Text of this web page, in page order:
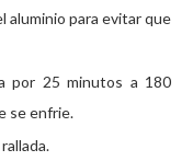
aluminio para evitar que
por 25 minutos a 180
se enfrie.